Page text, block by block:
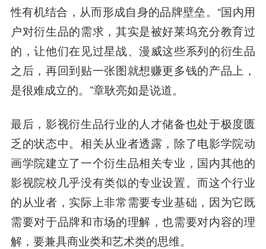
性有机结合，从而形成自身的品牌壁垒。“国内用
户对衍生品的需求，其实是被好莱坞充分教育过
的，让他们在见过星战、漫威这些系列的衍生品
之后，再回到贴一张图就想赚更多钱的产品上，
是很难成立的。”章耿亮如是说道。
最后，影视衍生品行业的人才储备也处于极度匮
乏的状态中。相关从业者透露，除了电影学院动
画学院建立了一个衍生品相关专业，国内其他的
影视院校几乎没有类似的专业设置。而这个行业
的从业者，实际上非常需要专业基础，因为它既
需要对于品牌和市场的理解，也需要对内容的理
解，要兼具商业类和艺术类的思维。